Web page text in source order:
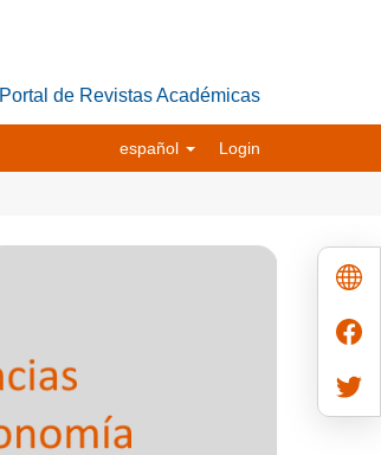
Portal de Revistas Académicas
español Login